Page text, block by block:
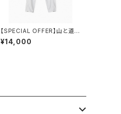
【SPECIAL OFFER】山と道 /
５POCKET PANTS（MEN）
¥14,000